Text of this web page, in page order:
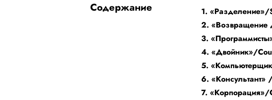
Содержание
1.
2. «Возвращение
3.
4. «Двойник»/
5.
6.
7.